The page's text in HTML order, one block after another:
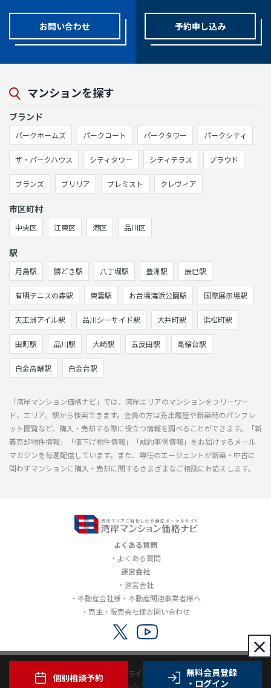
個別相談予約
無料会員登録
・ログイン
×
お問い合わせ 予約申し込み
マンションを探す
ブランド
パークホームズ パークコート パークタワー パークシティ
ザ・パークハウス シティタワー シティテラス プラウド
ブランズ ブリリア プレミスト クレヴィア
市区町村
中央区 江東区 港区 品川区
駅
月島駅 勝どき駅 八丁堀駅 豊洲駅 辰巳駅
有明テニスの森駅 東雲駅 お台場海浜公園駅 国際展示場駅
天王洲アイル駅 品川シーサイド駅 大井町駅 浜松町駅
田町駅 品川駅 大崎駅 五反田駅 高輪台駅
白金高輪駅 白金台駅
「湾岸マンション価格ナビ」では、湾岸エリアのマンションをフリーワー
ド、エリア、駅から検索できます。会員の方は売出履歴や新築時のパンフレ
ット閲覧など、購入・売却する際に役立つ情報を調べることができます。「新
着売却物件情報」「値下げ物件情報」「成約事例情報」をお届けするメール
マガジンを毎週配信しています。また、専任のエージェントが新築・中古に
問わずマンションに購入・売却に関するさまざまなご相談にお応えします。
よくある質問
よくある質問
運営会社
運営会社
不動産会社様・不動産関連事業者様へ
売主・販売会社様お問い合わせ
利用規約 プライバシーポリシー